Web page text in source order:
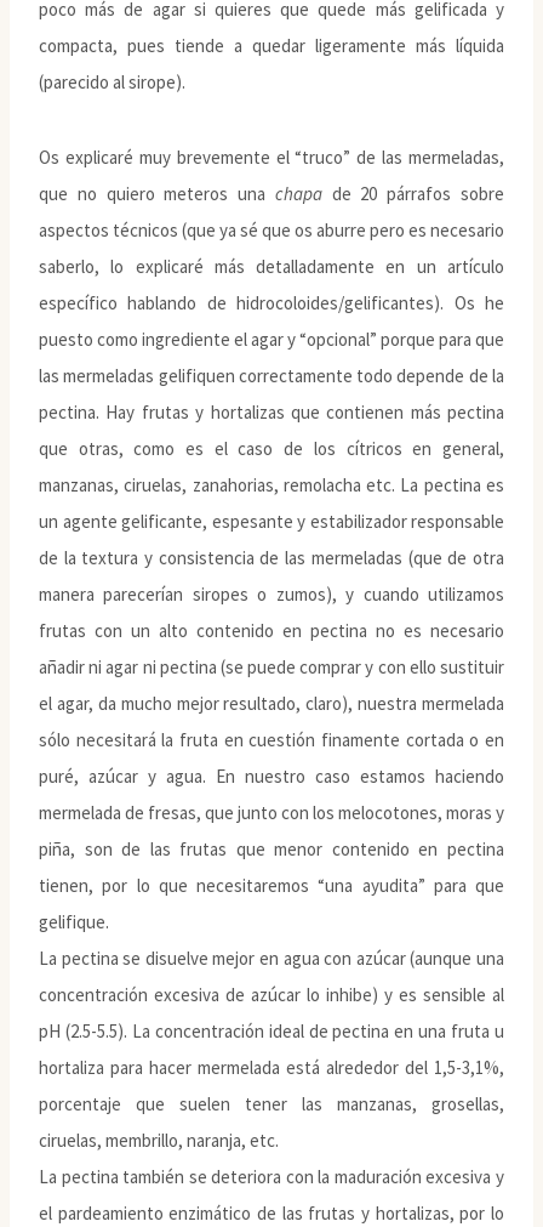
poco más de agar si quieres que quede más gelificada y
compacta, pues tiende a quedar ligeramente más líquida
(parecido al sirope).
Os explicaré muy brevemente el “truco” de las mermeladas,
que no quiero meteros una chapade 20 párrafos sobre
aspectos técnicos (que ya sé que os aburre pero es necesario
saberlo, lo explicaré más detalladamente en un artículo
específico hablando de hidrocoloides/gelificantes). Os he
puesto como ingrediente el agar y “opcional” porque para que
las mermeladas gelifiquen correctamente todo depende de la
pectina. Hay frutas y hortalizas que contienen más pectina
que otras, como es el caso de los cítricos en general,
manzanas, ciruelas, zanahorias, remolacha etc. La pectina es
un agente gelificante, espesante y estabilizador responsable
de la textura y consistencia de las mermeladas (que de otra
manera parecerían siropes o zumos), y cuando utilizamos
frutas con un alto contenido en pectina no es necesario
añadir ni agar ni pectina (se puede comprar y con ello sustituir
el agar, da mucho mejor resultado, claro), nuestra mermelada
sólo necesitará la fruta en cuestión finamente cortada o en
puré, azúcar y agua. En nuestro caso estamos haciendo
mermelada de fresas, que junto con los melocotones, moras y
piña, son de las frutas que menor contenido en pectina
tienen, por lo que necesitaremos “una ayudita” para que
gelifique.
La pectina se disuelve mejor en agua con azúcar (aunque una
concentración excesiva de azúcar lo inhibe) y es sensible al
pH (2.5-5.5). La concentración ideal de pectina en una fruta u
hortaliza para hacer mermelada está alrededor del 1,5-3,1%,
porcentaje que suelen tener las manzanas, grosellas,
ciruelas, membrillo, naranja, etc.
La pectina también se deteriora con la maduración excesiva y
el pardeamiento enzimático de las frutas y hortalizas, por lo